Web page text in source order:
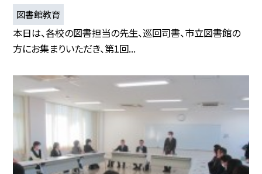
図書館教育
本日は、各校の図書担当の先生、巡回司書、市立図書館の
方にお集まりいただき、第1回...